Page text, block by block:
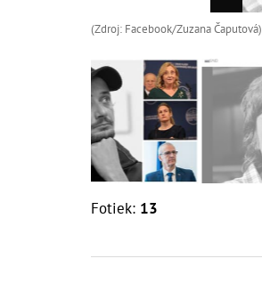
(Zdroj: Facebook/Zuzana Čaputová)
Fotiek: 13